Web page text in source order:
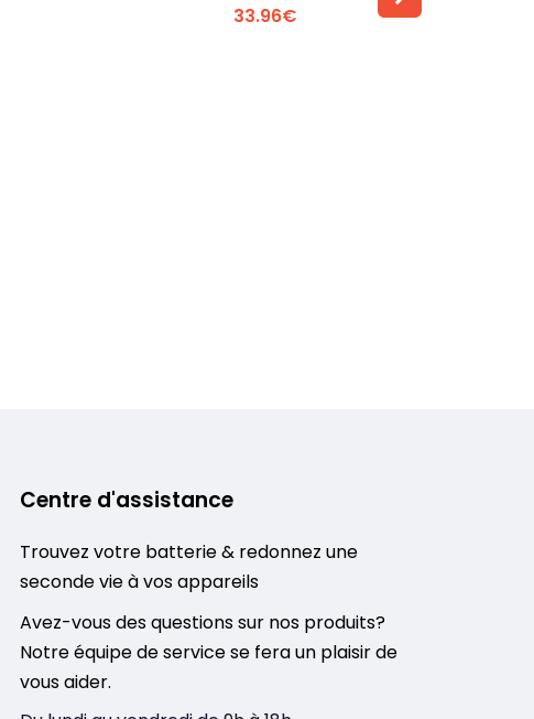
Voir plus +
33.96€
Centre d'assistance
Trouvez votre batterie & redonnez une
seconde vie à vos appareils
Avez-vous des questions sur nos produits?
Notre équipe de service se fera un plaisir de
vous aider.